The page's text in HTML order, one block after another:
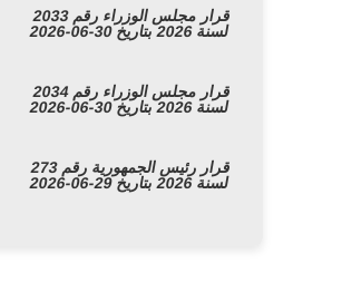
قرار مجلس الوزراء رقم 2033
لسنة 2026 بتاريخ 30-06-2026
قرار مجلس الوزراء رقم 2034
لسنة 2026 بتاريخ 30-06-2026
قرار رئيس الجمهورية رقم 273
لسنة 2026 بتاريخ 29-06-2026